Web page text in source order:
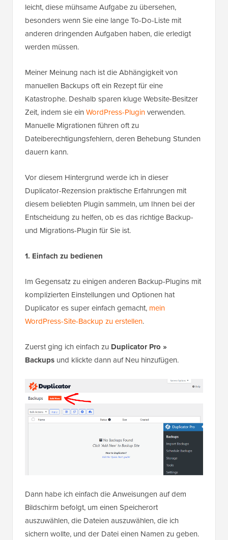
leicht, diese mühsame Aufgabe zu übersehen,
besonders wenn Sie eine lange To-Do-Liste mit
anderen dringenden Aufgaben haben, die erledigt
werden müssen.
Meiner Meinung nach ist die Abhängigkeit von
manuellen Backups oft ein Rezept für eine
Katastrophe. Deshalb sparen kluge Website-Besitzer
Zeit, indem sie ein WordPress-Pluginverwenden.
Manuelle Migrationen führen oft zu
Dateiberechtigungsfehlern, deren Behebung Stunden
dauern kann.
Vor diesem Hintergrund werde ich in dieser
Duplicator-Rezension praktische Erfahrungen mit
diesem beliebten Plugin sammeln, um Ihnen bei der
Entscheidung zu helfen, ob es das richtige Backup-
und Migrations-Plugin für Sie ist.
1. Einfach zu bedienen
Im Gegensatz zu einigen anderen Backup-Plugins mit
komplizierten Einstellungen und Optionen hat
Duplicator es super einfach gemacht, mein
WordPress-Site-Backup zu erstellen.
Zuerst ging ich einfach zu Duplicator Pro »
Backups und klickte dann auf Neu hinzufügen.
Dann habe ich einfach die Anweisungen auf dem
Bildschirm befolgt, um einen Speicherort
auszuwählen, die Dateien auszuwählen, die ich
sichern wollte, und der Datei einen Namen zu geben.